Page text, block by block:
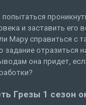
и заставить его
Мару справиться с
задание отразиться
она придет,
Грезы 1 сезон